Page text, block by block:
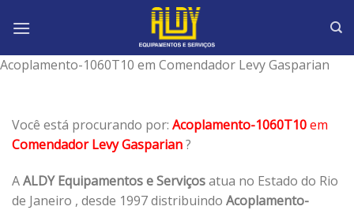
Acoplamento-1060T10 em Comendador Levy Gasparian
Você está procurando por: Acoplamento-1060T10em
Comendador Levy Gasparian?
AALDY Equipamentos e Serviçosatua no Estado do Rio
de Janeiro , desde 1997 distribuindo Acoplamento-